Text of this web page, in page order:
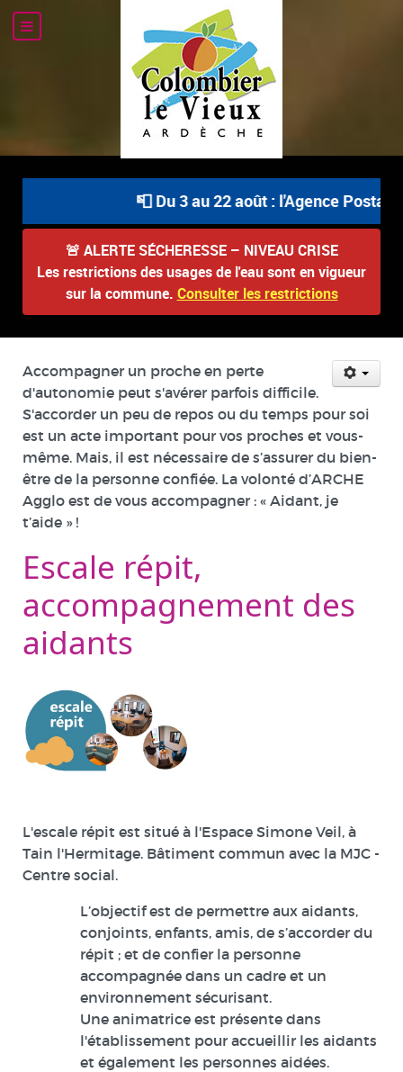
📮 Du 3 au 22 août : l'Agence
🚨 ALERTE SÉCHERESSE – NIVEAU CRISE
Les restrictions des usages de l'eau sont en vigueur
sur la commune. Consulter les restrictions
Accompagner un proche en perte
d'autonomie peut s'avérer parfois difficile.
S'accorder un peu de repos ou du temps pour soi
est un acte important pour vos proches et vous-
même. Mais, il est nécessaire de s’assurer du bien-
être de la personne confiée. La volonté d’ARCHE
Agglo est de vous accompagner : « Aidant, je
t’aide » !
Escale répit,
accompagnement des
aidants
L'escale répit est situé à l'Espace Simone Veil, à
Tain l'Hermitage. Bâtiment commun avec la MJC -
Centre social.
L’objectif est de permettre aux aidants,
conjoints, enfants, amis, de s’accorder du
répit ; et de confier la personne
accompagnée dans un cadre et un
environnement sécurisant.
Une animatrice est présente dans
l'établissement pour accueillir les aidants
et également les personnes aidées.